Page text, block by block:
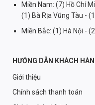
Miền Nam: (7) Hồ Chí
(1) Bà Rịa Vũng Tàu -
Miền Bắc: (1) Hà Nội -
HƯỚNG DẪN KHÁCH
Giới thiệu
Chính sách thanh toán